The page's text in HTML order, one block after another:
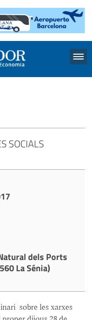
SOCIALS
dels Ports
La Sénia)
sobre les xarxes